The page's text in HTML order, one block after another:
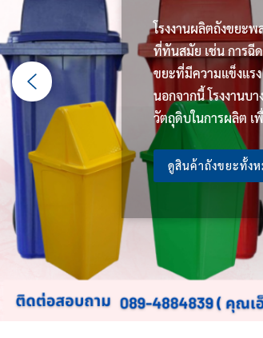
โรงงานผลิตถังขยะพ
ที่ทันสมัย เช่น การฉี
ขยะที่มีความแข็งแร
นอกจากนี้ โรงงานบ
วัตถุดิบในการผลิต
ดูสินค้าถังขยะทั้ง